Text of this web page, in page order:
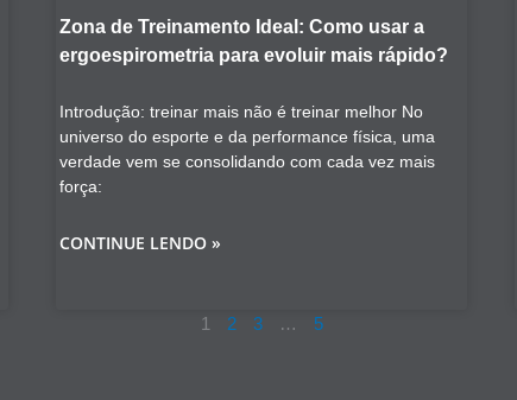
Zona de Treinamento Ideal: Como usar a
ergoespirometria para evoluir mais rápido?
Introdução: treinar mais não é treinar melhor No
universo do esporte e da performance física, uma
verdade vem se consolidando com cada vez mais
força:
CONTINUE LENDO »
1 2 3 … 5